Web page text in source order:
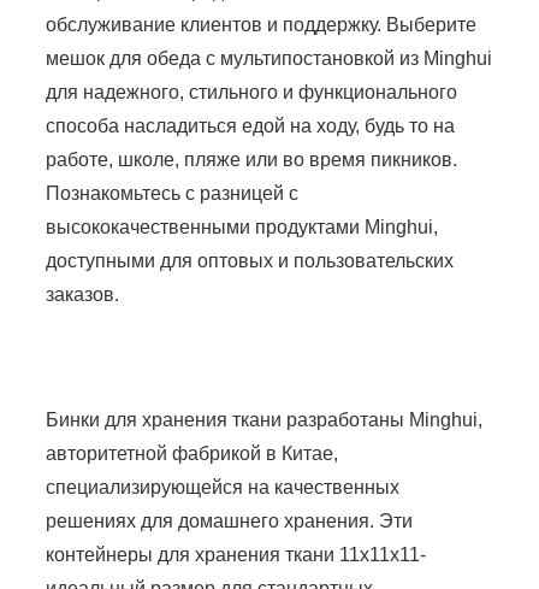
обслуживание клиентов и поддержку. Выберите
мешок для обеда с мультипостановкой из Minghui
для надежного, стильного и функционального
способа насладиться едой на ходу, будь то на
работе, школе, пляже или во время пикников.
Познакомьтесь с разницей с
высококачественными продуктами Minghui,
доступными для оптовых и пользовательских
заказов.
Бинки для хранения ткани разработаны Minghui,
авторитетной фабрикой в ​​Китае,
специализирующейся на качественных
решениях для домашнего хранения. Эти
контейнеры для хранения ткани 11x11x11-